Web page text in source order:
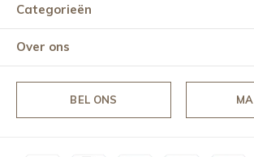
Categorieën
Over ons
BEL ONS